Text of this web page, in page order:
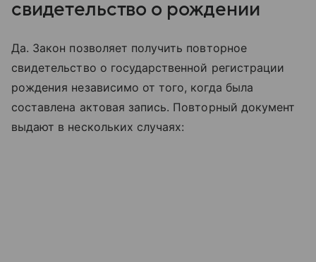
свидетельство о рождении
Да. Закон позволяет получить повторное
свидетельство о государственной регистрации
рождения независимо от того, когда была
составлена актовая запись. Повторный документ
выдают в нескольких случаях: